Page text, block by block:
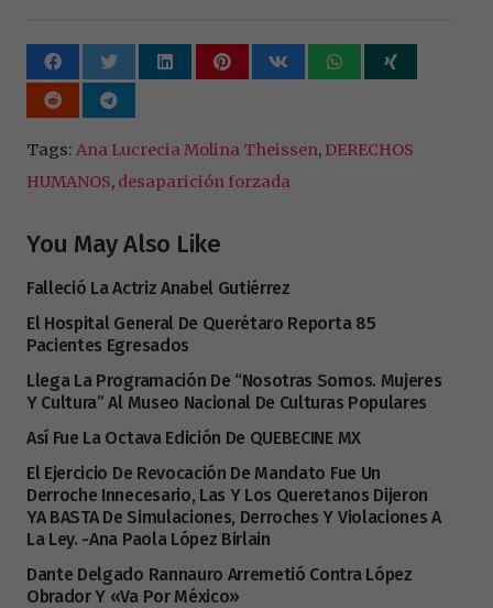
Tags: Ana Lucrecia Molina Theissen, DERECHOS
HUMANOS, desaparición forzada
You May Also Like
Falleció La Actriz Anabel Gutiérrez
El Hospital General De Querétaro Reporta 85
Pacientes Egresados
Llega La Programación De “Nosotras Somos. Mujeres
Y Cultura” Al Museo Nacional De Culturas Populares
Así Fue La Octava Edición De QUEBECINE MX
El Ejercicio De Revocación De Mandato Fue Un
Derroche Innecesario, Las Y Los Queretanos Dijeron
YA BASTA De Simulaciones, Derroches Y Violaciones A
La Ley. -Ana Paola López Birlain
Dante Delgado Rannauro Arremetió Contra López
Obrador Y «Va Por México»